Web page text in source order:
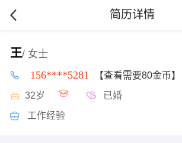
简历详情
王/ 女士
156****5281 【查看需要80金币】
32岁 已婚
工作经验